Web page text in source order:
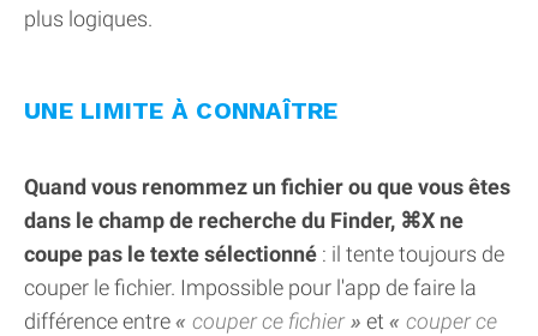
plus logiques.
UNE LIMITE À CONNAÎTRE
Quand vous renommez un fichier ou que vous êtes
dans le champ de recherche du Finder, ⌘X ne
coupe pas le texte sélectionné : il tente toujours de
couper le fichier. Impossible pour l'app de faire la
différence entre
couper ce fichier et
couper ce